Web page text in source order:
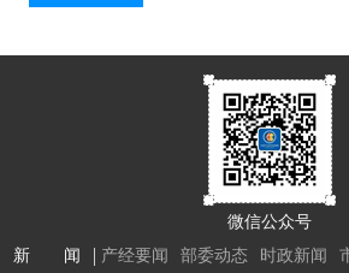
微信公众号
新 闻
产经要闻 部委动态 时政新闻